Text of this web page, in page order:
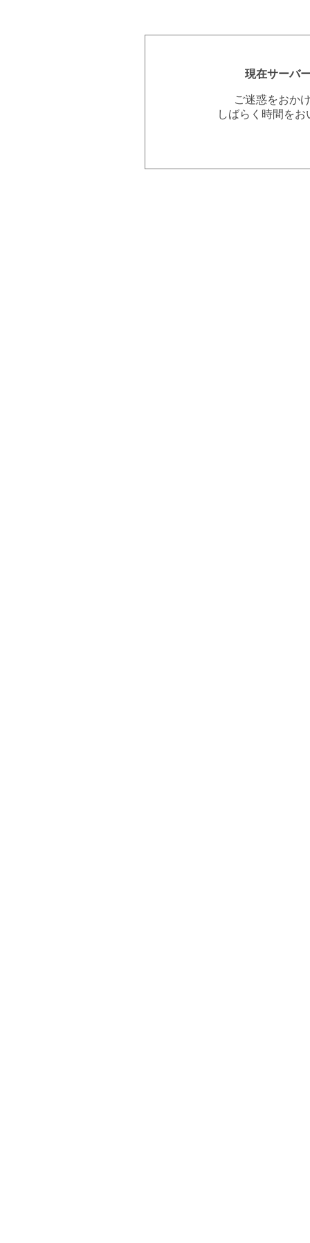
現在サーバ
ご迷惑をおか
しばらく時間を